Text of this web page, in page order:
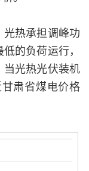
热承担调峰功
的负荷运行，
光热光伏装机
肃省煤电价格